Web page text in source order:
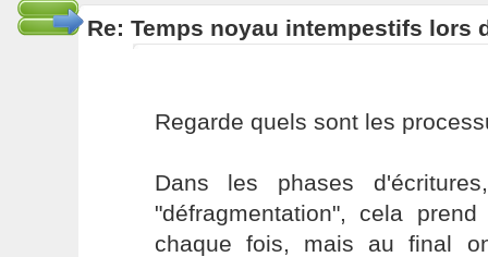
Re: Temps noyau intempestifs lors
Regarde quels sont les
Dans les phases
"défragmentation", cela
chaque fois, mais au final